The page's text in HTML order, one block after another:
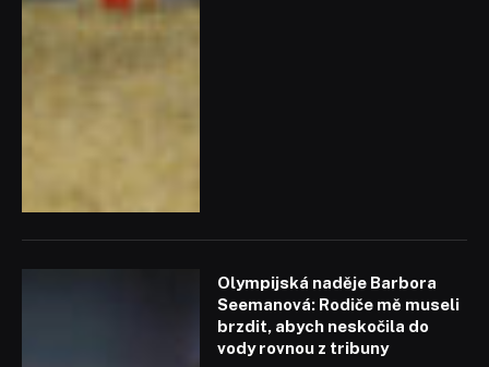
Olympijská naděje Barbora
Seemanová: Rodiče mě museli
brzdit, abych neskočila do
vody rovnou z tribuny